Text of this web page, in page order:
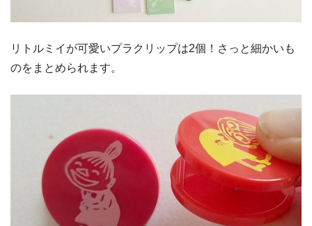
リトルミイが可愛いプラクリップは2個！さっと細かいも
のをまとめられます。